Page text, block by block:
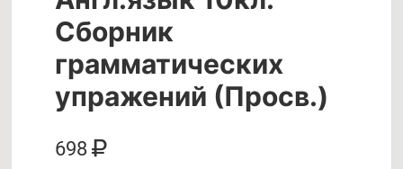
Сборник
грамматических
упражений (Просв.)
698